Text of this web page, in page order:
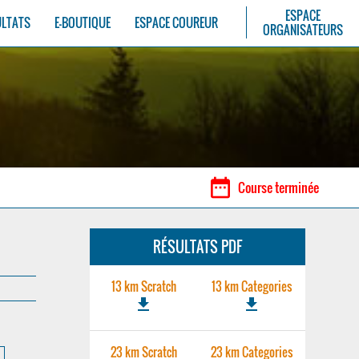
E-BOUTIQUE ESPACE COUREUR
ESPACE
ORGANISATEURS
date_range Course terminée
RÉSULTATS PDF
13 km Scratch
file_download
13 km Categories
file_download
23 km Scratch 23 km Categories